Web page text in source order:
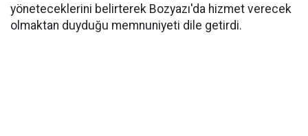
yöneteceklerini belirterek Bozyazı'da hizmet verecek
olmaktan duyduğu memnuniyeti dile getirdi.